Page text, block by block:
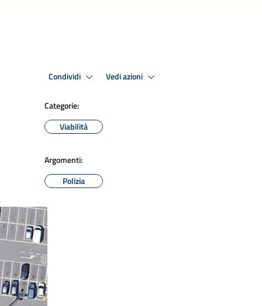
Condividi Vedi azioni
Categorie:
Viabilità
Argomenti:
Polizia